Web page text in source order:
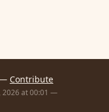
— Contribute
at 00:01 —